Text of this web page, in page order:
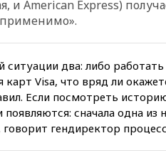
и American Express)
применимо».
ситуации два: либо
карт Visa, что вряд ли
Если посмотреть
появляются: сначала одна
гендиректор